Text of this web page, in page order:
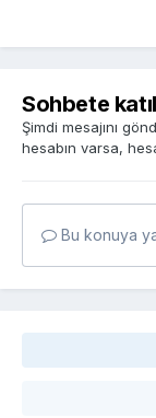
Sohbete katıl
Şimdi mesajını
hesabın varsa,
Bu konuya